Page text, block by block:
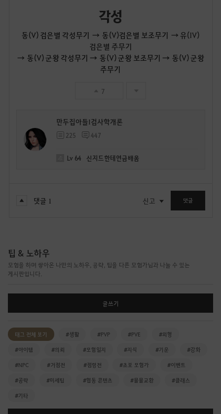
각성
동(V) 검은별 각성무기 → 동(V)검은별 보조무기 → 유(IV)
검은별 주무기
→ 동(V) 군왕 각성무기 → 동(V) 군왕 보조무기 → 동(V) 군왕
주무기
7
만두집아들I검사학개론
225 447
Lv 64 신지드한테연금배움
댓글 1 신고 댓글
팁 & 노하우
모험을 하며 쌓아온 나만의 노하우, 공략, 팁을 다른 모험가님과 나눌 수 있는
게시판입니다.
글쓰기
태그 전체 보기 #생활 #PVP #PVE #외형
#아이템 #의뢰 #모험일지 #지식 #기운 #강화
#NPC #거점전 #점령전 #초보 모험가 #이벤트
#공략 #미세팁 #협동 콘텐츠 #물물교환 #클래스
#기타